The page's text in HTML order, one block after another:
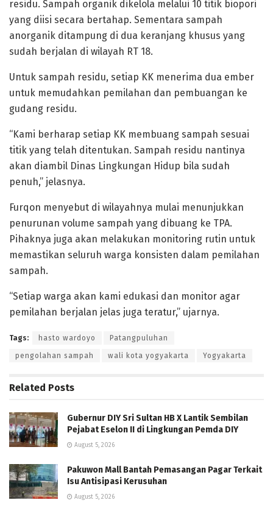
residu. Sampah organik dikelola melalui 10 titik biopori
yang diisi secara bertahap. Sementara sampah
anorganik ditampung di dua keranjang khusus yang
sudah berjalan di wilayah RT 18.
Untuk sampah residu, setiap KK menerima dua ember
untuk memudahkan pemilahan dan pembuangan ke
gudang residu.
“Kami berharap setiap KK membuang sampah sesuai
titik yang telah ditentukan. Sampah residu nantinya
akan diambil Dinas Lingkungan Hidup bila sudah
penuh,” jelasnya.
Furqon menyebut di wilayahnya mulai menunjukkan
penurunan volume sampah yang dibuang ke TPA.
Pihaknya juga akan melakukan monitoring rutin untuk
memastikan seluruh warga konsisten dalam pemilahan
sampah.
“Setiap warga akan kami edukasi dan monitor agar
pemilahan berjalan jelas juga teratur,” ujarnya.
Tags: hasto wardoyo Patangpuluhan
pengolahan sampah wali kota yogyakarta Yogyakarta
Related Posts
Gubernur DIY Sri Sultan HB X Lantik Sembilan
Pejabat Eselon II di Lingkungan Pemda DIY
August 5, 2026
Pakuwon Mall Bantah Pemasangan Pagar Terkait
Isu Antisipasi Kerusuhan
August 5, 2026